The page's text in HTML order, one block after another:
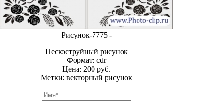
Рисунок-7775 -
Пескоструйный рисунок
Формат: cdr
Цена: 200 руб.
Метки: векторный рисунок